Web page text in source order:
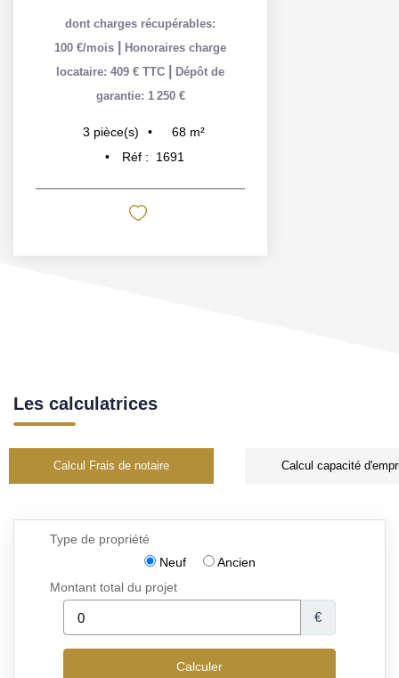
dont charges récupérables:
100 €/mois
Honoraires charge
locataire: 409 € TTC
Dépôt de
garantie: 1 250 €
3 pièce(s) 68 m²
Réf :
1691
Les calculatrices
Calcul Frais de notaire Calcul capacité